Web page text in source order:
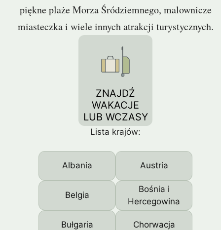
piękne plaże Morza Śródziemnego, malownicze
miasteczka i wiele innych atrakcji turystycznych.
ZNAJDŹ
WAKACJE
LUB WCZASY
Lista krajów:
Albania Austria
Belgia
Bośnia i
Hercegowina
Bułgaria Chorwacja